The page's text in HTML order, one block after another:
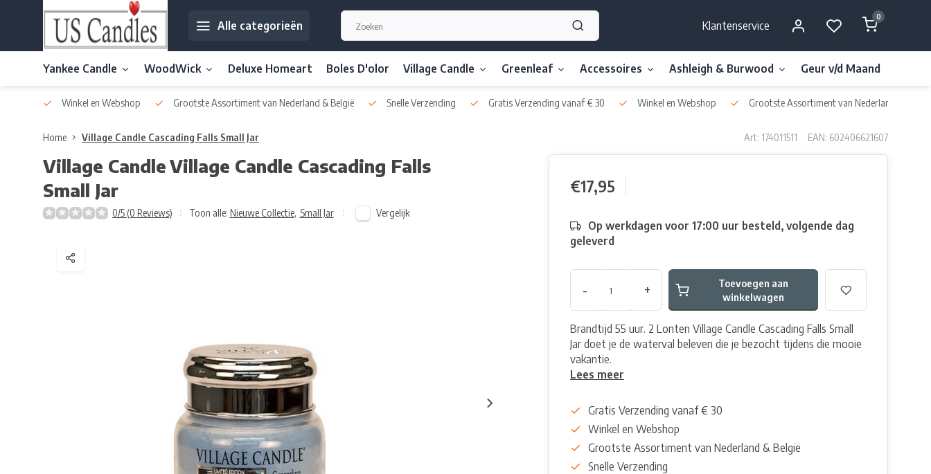
Alle categorieën Klantenservice
0
Yankee Candle WoodWick Deluxe Homeart Boles D'olor Village Candle Greenleaf Accessoires Ashleigh & Burwood Geur v/d Maand
Winkel en Webshop Grootste Assortiment van Nederland & België Snelle Verzending Gratis Verzending vanaf € 30 Winkel en Webshop Grootste Assortiment van Nederland & België
Home Village Candle Cascading Falls Small Jar Art: 174011511 EAN: 602406621607
Village CandleVillage Candle Cascading Falls
Small Jar
0/5 (0 Reviews) Toon alle: Nieuwe Collectie, Small Jar Vergelijk
€17,95
Op werkdagen voor 17:00 uur besteld, volgende dag
geleverd
- +
Toevoegen aan
winkelwagen
Brandtijd 55 uur. 2 Lonten Village Candle Cascading Falls Small
Jar doet je de waterval beleven die je bezocht tijdens die mooie
vakantie.
Lees meer
Gratis Verzending vanaf € 30
Winkel en Webshop
Grootste Assortiment van Nederland & België
Snelle Verzending